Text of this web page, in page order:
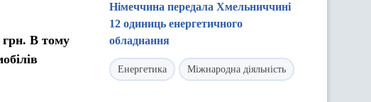
грн. В тому
Німеччина передала Хмельниччині
12 одиниць енергетичного
обладнання
Енергетика Міжнародна діяльність